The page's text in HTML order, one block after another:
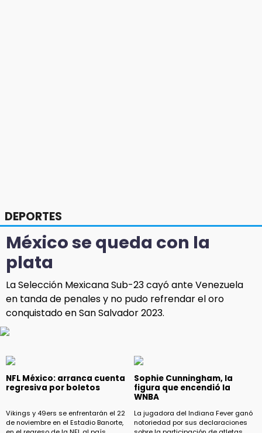
DEPORTES
México se queda con la
plata
La Selección Mexicana Sub-23 cayó ante Venezuela
en tanda de penales y no pudo refrendar el oro
conquistado en San Salvador 2023.
NFL México: arranca cuenta
regresiva por boletos
Vikings y 49ers se enfrentarán el 22
de noviembre en el Estadio Banorte,
Sophie Cunningham, la
figura que encendió la
WNBA
La jugadora del Indiana Fever ganó
notoriedad por sus declaraciones